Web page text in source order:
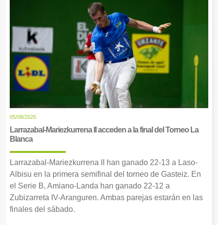
05/08/2026
Larrazabal-Mariezkurrena II acceden a la final del Torneo La
Blanca
Larrazabal-Mariezkurrena II han ganado 22-13 a Laso-
Albisu en la primera semifinal del torneo de Gasteiz. En
el Serie B, Amiano-Landa han ganado 22-12 a
Zubizarreta IV-Aranguren. Ambas parejas estarán en las
finales del sábado.